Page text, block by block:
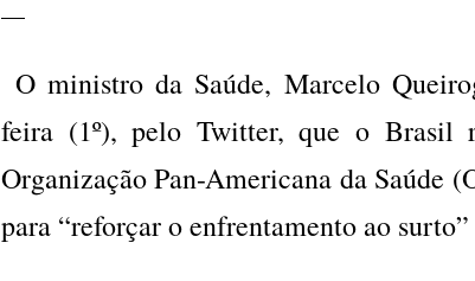
O ministro da Saúde, Marcelo
feira (1º), pelo Twitter, que o Brasil
Organização Pan-Americana da Saúde
para “reforçar o enfrentamento ao